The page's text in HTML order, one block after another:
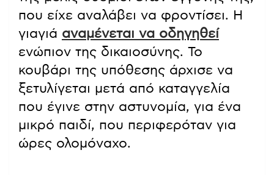
που είχε αναλάβει να φροντίσει. Η
γιαγιά αναμένεται να οδηγηθεί
ενώπιον της δικαιοσύνης. Το
κουβάρι της υπόθεσης άρχισε να
ξετυλίγεται μετά από καταγγελία
που έγινε στην αστυνομία, για ένα
μικρό παιδί, που περιφερόταν για
ώρες ολομόναχο.